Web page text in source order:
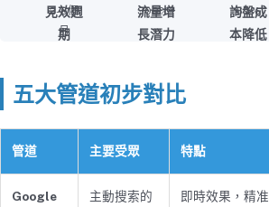
2-6個
月
見效週
期
300%+
流量增
長潛力
65%
詢盤成
本降低
五大管道初步對比
管道 主要受眾 特點
Google
主動搜索的
即時效果，精准